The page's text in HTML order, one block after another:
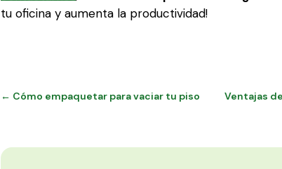
tu oficina y aumenta la productividad!
← Cómo empaquetar para vaciar tu piso Ventajas